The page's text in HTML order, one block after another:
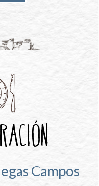
Campos